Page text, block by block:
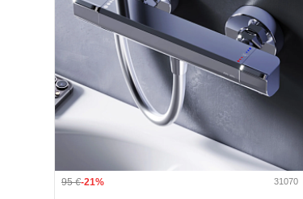
95€-21% 31070